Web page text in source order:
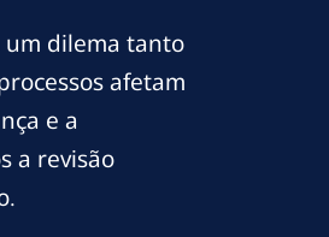
um dilema tanto
afetam
e a
a revisão